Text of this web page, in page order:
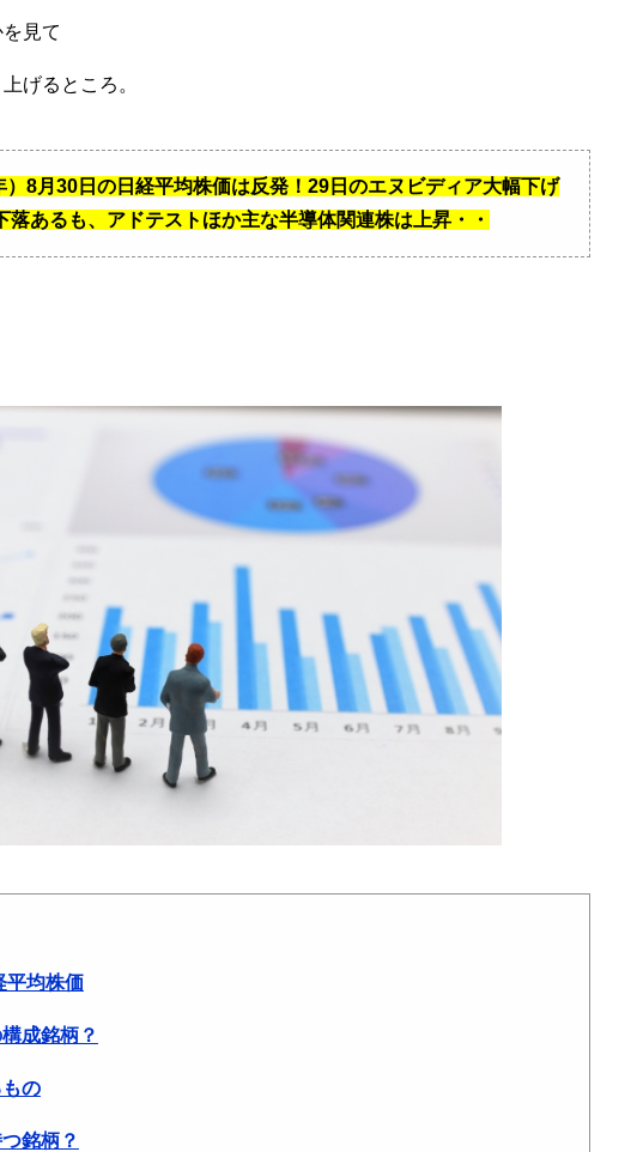
見て
げるところ。
）8月30日の日経平均株価は反発！29日のエヌビディア大幅下げ
あるも、アドテストほか主な半導体関連株は上昇・・
均株価
成銘柄？
の
銘柄？